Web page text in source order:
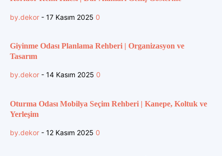
by.dekor - 17 Kasım 2025 0
Giyinme Odası Planlama Rehberi | Organizasyon ve
Tasarım
by.dekor - 14 Kasım 2025 0
Oturma Odası Mobilya Seçim Rehberi | Kanepe, Koltuk ve
Yerleşim
by.dekor - 12 Kasım 2025 0